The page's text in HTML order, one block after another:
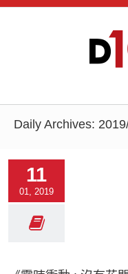
Daily Archives:
11
01, 2019